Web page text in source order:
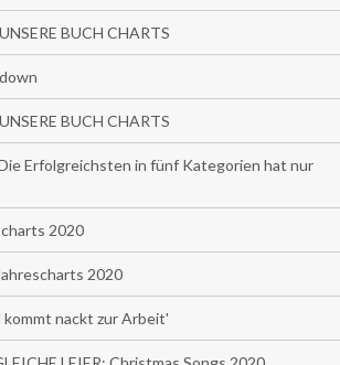
BUCH CHARTS
BUCH CHARTS
Erfolgreichsten in fünf Kategorien hat nur
2020
2020
nackt zur Arbeit'